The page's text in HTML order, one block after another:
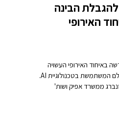
הבינה
האירופי
באיחוד האירופי העשויה
להשפיע על כל חברה בעולם המשתמשת בטכנולוגיית AI.
ממשרד אפיק ושות'